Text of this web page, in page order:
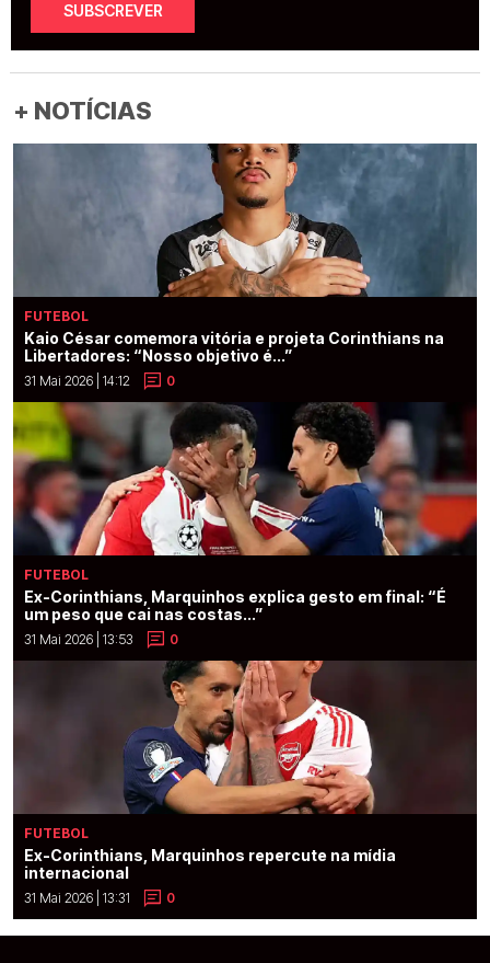
SUBSCREVER
+ NOTÍCIAS
FUTEBOL
Kaio César comemora vitória e projeta Corinthians na
Libertadores: “Nosso objetivo é...”
31 Mai 2026 | 14:12 0
FUTEBOL
Ex-Corinthians, Marquinhos explica gesto em final: “É
um peso que cai nas costas...”
31 Mai 2026 | 13:53 0
FUTEBOL
Ex-Corinthians, Marquinhos repercute na mídia
internacional
31 Mai 2026 | 13:31 0